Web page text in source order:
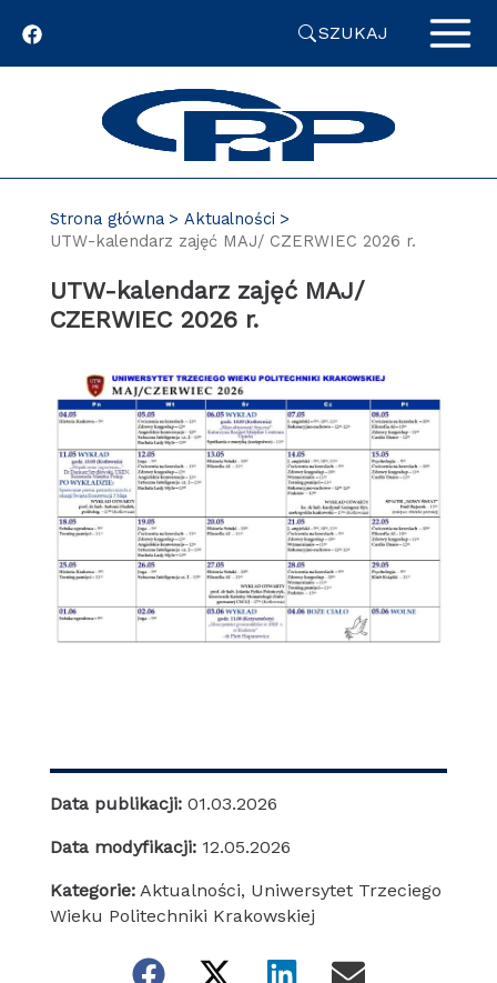
SZUKAJ
Strona główna
Aktualności
UTW-kalendarz zajęć MAJ/ CZERWIEC 2026 r.
UTW-kalendarz zajęć MAJ/
CZERWIEC 2026 r.
Data publikacji: 01.03.2026
Data modyfikacji: 12.05.2026
Kategorie: Aktualności, Uniwersytet Trzeciego
Wieku Politechniki Krakowskiej